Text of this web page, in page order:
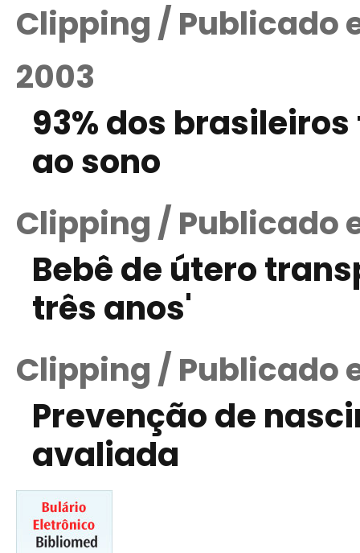
Clipping / Publicado
2003
93% dos
ao sono
Clipping / Publicado
Bebê de útero
três anos'
Clipping / Publicado
Prevenção de
avaliada